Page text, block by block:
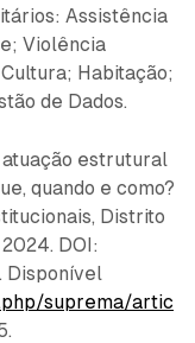
Assistência
Violência
Habitação;
de Dados.
atuação estrutural
quando e como?
Distrito
DOI:
Disponível
suprema/artic